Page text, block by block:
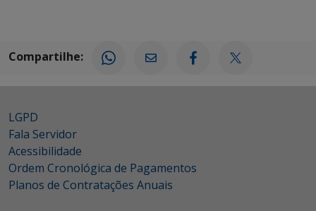
Compartilhe:
LGPD
Fala Servidor
Acessibilidade
Ordem Cronológica de Pagamentos
Planos de Contratações Anuais